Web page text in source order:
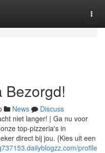
Bezorgd!
News
Discuss
niet langer! | Ga nu voor
top-pizzeria's in
direct bij jou. {Kies uit een
profile